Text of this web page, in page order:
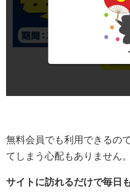
無料会員でも利用できるの
てしまう心配もありません。
サイトに訪れるだけで毎日